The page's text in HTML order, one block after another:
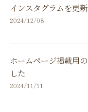
インスタグラムを更
2024/12/08
ホームページ掲載用
した
2024/11/11